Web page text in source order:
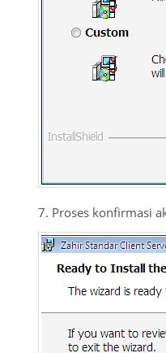
7. Proses konfirmasi